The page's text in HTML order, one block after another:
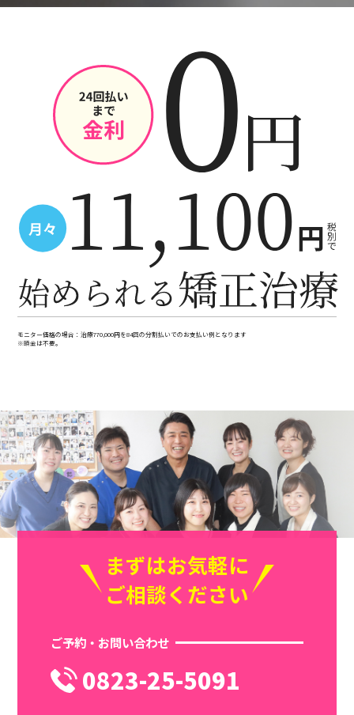
モニター価格の場合：治療770,000円を84回の分割払いでのお支払い例となります
※頭金は不要。
まずはお気軽に
ご相談ください
ご予約・お問い合わせ
0823-25-5091